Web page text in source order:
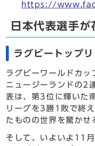
https://
日本代表選手
ラグビートップ
ラグビーワールドカ
ニュージーランドの2
表は、第3位に輝いた
リーグを3勝1敗で終
たものの世界を驚かせ
そして、いよいよ11